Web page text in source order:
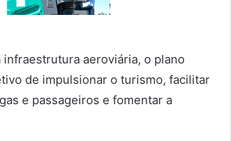
aeroviária, o plano
de impulsionar o turismo, facilitar
e passageiros e fomentar a